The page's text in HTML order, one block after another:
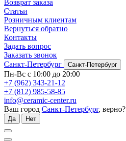
Возврат заказа
Статьи
Розничным клиентам
Вернуться обратно
Контакты
Задать вопрос
Заказать звонок
Санкт-Петербург
Санкт-Петербург
Пн-Вс с 10:00 до 20:00
+7 (962) 343-21-12
+7 (812) 985-58-85
info@ceramic-center.ru
Ваш город Санкт-Петербург, верно?
Да Нет